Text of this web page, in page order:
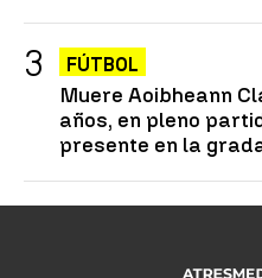
FÚTBOL
Muere Aoibheann
años, en pleno
presente en la